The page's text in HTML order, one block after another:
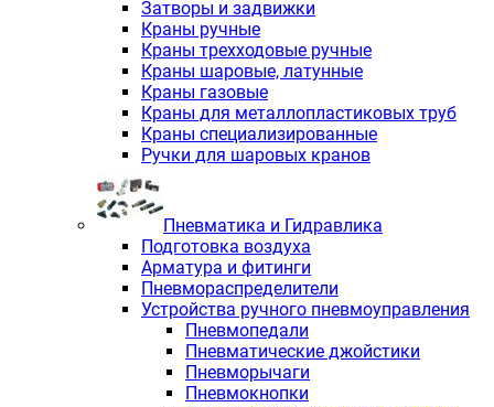
Затворы и задвижки
Краны ручные
Краны трехходовые ручные
Краны шаровые, латунные
Краны газовые
Краны для металлопластиковых труб
Краны специализированные
Ручки для шаровых кранов
Пневматика и Гидравлика
Подготовка воздуха
Арматура и фитинги
Пневмораспределители
Устройства ручного пневмоуправления
Пневмопедали
Пневматические джойстики
Пневморычаги
Пневмокнопки